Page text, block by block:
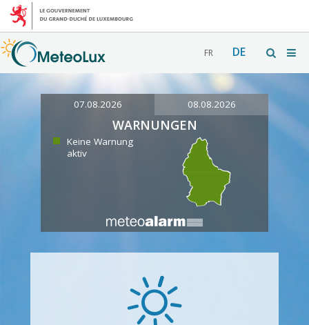
FR DE
07.08.2026 08.08.2026
WARNUNGEN
Keine Warnung
aktiv